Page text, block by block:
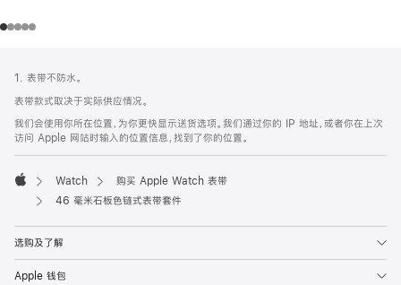
页
脚
注
1. 表带不防水。
表带款式取决于实际供应情况。
我们会使用你所在位置，为你更快显示送货选项。我们通过你的 IP 地址，或者你在上次
访问 Apple 网站时输入的位置信息，找到了你的位置。
Apple
Watch
购买 Apple Watch 表带
46 毫米石板色链式表带套件
选购及了解
Apple 钱包